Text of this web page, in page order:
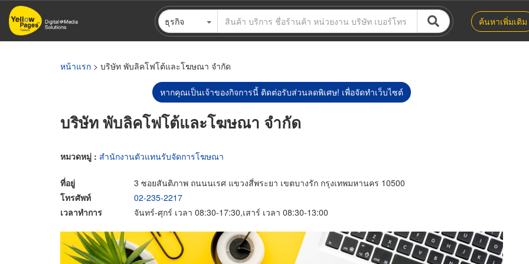
ข้าม
ไป
ธุรกิจ ค้นหาเพิ่มเติม
หน้าแรก > บริษัท พับลิคโฟโต้และโฆษณา จำกัด
หากคุณเป็นเจ้าของกิจการนี้ ติดต่อรับส่วนลดพิเศษ! เพื่อจัดทำเว็บไซต์
บริษัท พับลิคโฟโต้และโฆษณา จำกัด
หมวดหมู่ : สำนักงานตัวแทนรับจัดการโฆษณา
ที่อยู่
3 ซอยสันติภาพ ถนนนเรศ แขวงสี่พระยา เขตบางรัก กรุงเทพมหานคร 10500
โทรศัพท์
02-235-2217
เวลาทำการ
จันทร์-ศุกร์ เวลา 08:30-17:30,เสาร์ เวลา 08:30-13:00